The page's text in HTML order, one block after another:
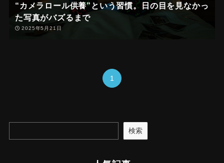
“カメラロール供養”という習慣。日の目を見なかっ
た写真がバズるまで
2025年5月21日
1
検索